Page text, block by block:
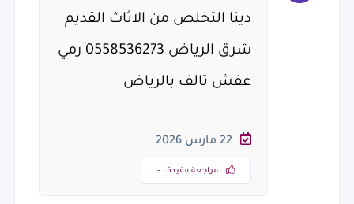
دينا التخلص من الاثاث القديم
شرق الرياض 0558536273 رمي
عفش تالف بالرياض
22 مارس 2026
مراجعة مفيدة -